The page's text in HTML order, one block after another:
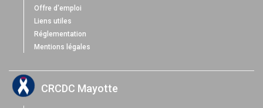
Offre d'emploi
Liens utiles
Réglementation
Mentions légales
CRCDC Mayotte